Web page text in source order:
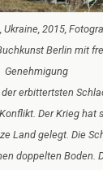
Ukraine, 2015,
Berlin mit
Genehmigung
erbittertsten
Der Krieg hat
Land gelegt. Die
doppelten Boden.